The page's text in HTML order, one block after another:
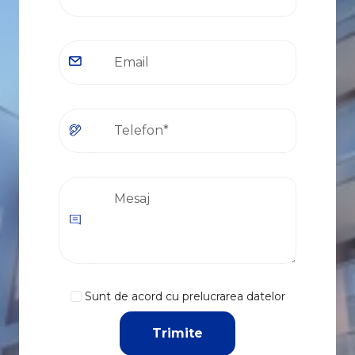
Sunt de acord cu prelucrarea datelor